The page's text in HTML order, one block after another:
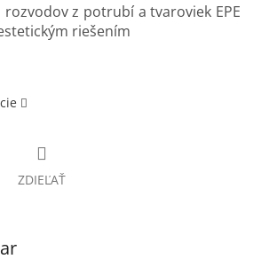
rozvodov z potrubí a tvaroviek EPE
riešením
ZDIEĽAŤ